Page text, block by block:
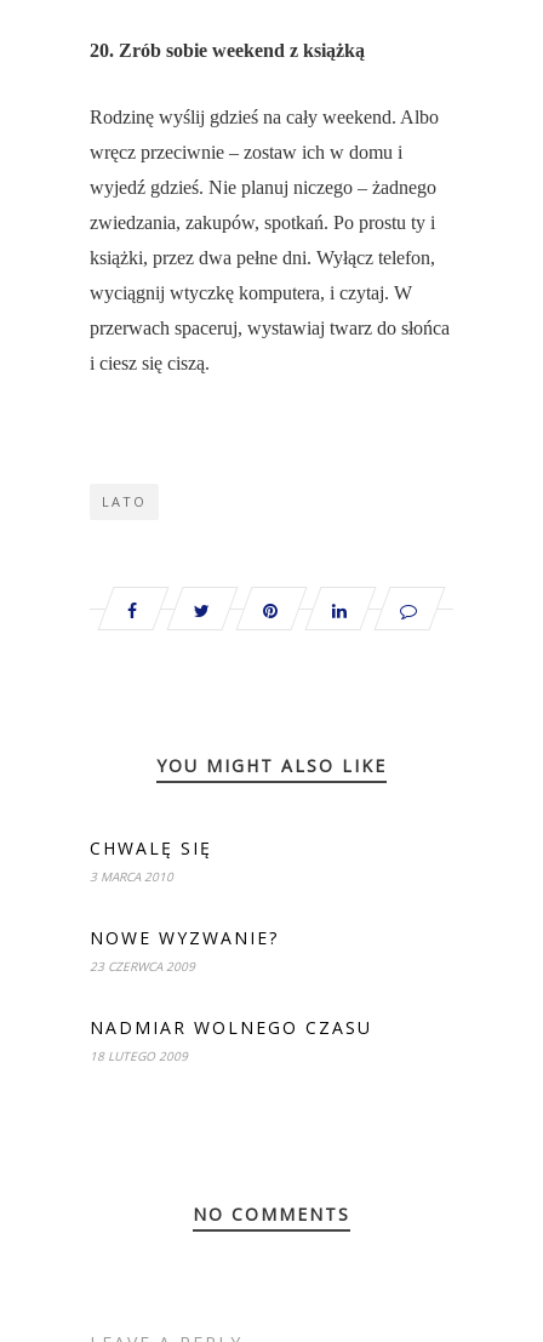
20. Zrób sobie weekend z książką
Rodzinę wyślij gdzieś na cały weekend. Albo
wręcz przeciwnie – zostaw ich w domu i
wyjedź gdzieś. Nie planuj niczego – żadnego
zwiedzania, zakupów, spotkań. Po prostu ty i
książki, przez dwa pełne dni. Wyłącz telefon,
wyciągnij wtyczkę komputera, i czytaj. W
przerwach spaceruj, wystawiaj twarz do słońca
i ciesz się ciszą.
LATO
YOU MIGHT ALSO LIKE
CHWALĘ SIĘ
3 MARCA 2010
NOWE WYZWANIE?
23 CZERWCA 2009
NADMIAR WOLNEGO CZASU
18 LUTEGO 2009
NO COMMENTS